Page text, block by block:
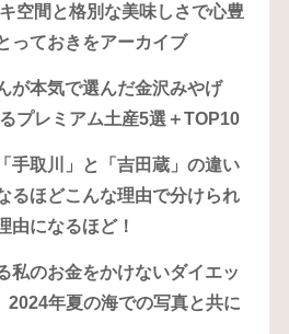
空間と格別な美味しさで心豊
っておきをアーカイブ
が本気で選んだ金沢みやげ
プレミアム土産5選＋TOP10
手取川」と「吉田蔵」の違い
るほどこんな理由で分けられ
由になるほど！
私のお金をかけないダイエッ
2024年夏の海での写真と共に